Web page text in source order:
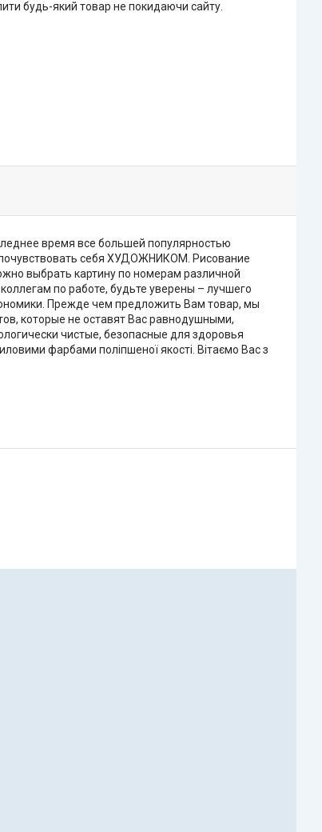
будь-який товар не покидаючи сайту.
время все большей популярностью
себя ХУДОЖНИКОМ. Рисование
выбрать картину по номерам различной
по работе, будьте уверены – лучшего
Прежде чем предложить Вам товар, мы
которые не оставят Вас равнодушными,
чистые, безопасные для здоровья
фарбами поліпшеної якості. Вітаємо Вас з